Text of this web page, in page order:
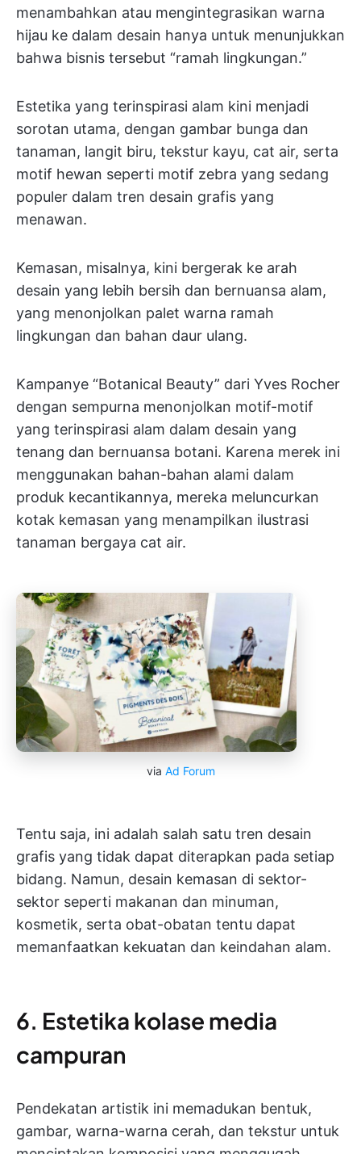
menambahkan atau mengintegrasikan warna
hijau ke dalam desain hanya untuk menunjukkan
bahwa bisnis tersebut “ramah lingkungan.”
Estetika yang terinspirasi alam kini menjadi
sorotan utama, dengan gambar bunga dan
tanaman, langit biru, tekstur kayu, cat air, serta
motif hewan seperti motif zebra yang sedang
populer dalam tren desain grafis yang
menawan.
Kemasan, misalnya, kini bergerak ke arah
desain yang lebih bersih dan bernuansa alam,
yang menonjolkan palet warna ramah
lingkungan dan bahan daur ulang.
Kampanye “Botanical Beauty” dari Yves Rocher
dengan sempurna menonjolkan motif-motif
yang terinspirasi alam dalam desain yang
tenang dan bernuansa botani. Karena merek ini
menggunakan bahan-bahan alami dalam
produk kecantikannya, mereka meluncurkan
kotak kemasan yang menampilkan ilustrasi
tanaman bergaya cat air.
via Ad Forum
Tentu saja, ini adalah salah satu tren desain
grafis yang tidak dapat diterapkan pada setiap
bidang. Namun, desain kemasan di sektor-
sektor seperti makanan dan minuman,
kosmetik, serta obat-obatan tentu dapat
memanfaatkan kekuatan dan keindahan alam.
6. Estetika kolase media
campuran
Pendekatan artistik ini memadukan bentuk,
gambar, warna-warna cerah, dan tekstur untuk